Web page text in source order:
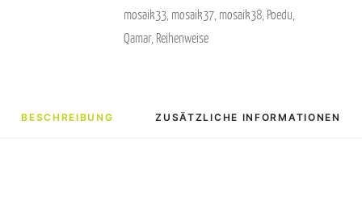
mosaik33, mosaik37, mosaik38, Poedu,
Qamar, Reihenweise
BESCHREIBUNG ZUSÄTZLICHE INFORMATIONEN